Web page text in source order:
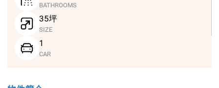
BATHROOMS
35坪
SIZE
1
CAR